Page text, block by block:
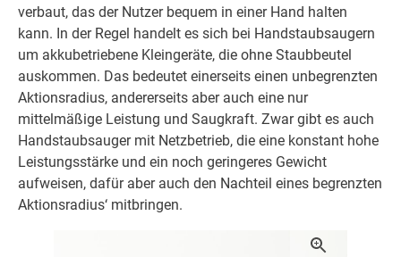
verbaut, das der Nutzer bequem in einer Hand halten
kann. In der Regel handelt es sich bei Handstaubsaugern
um akkubetriebene Kleingeräte, die ohne Staubbeutel
auskommen. Das bedeutet einerseits einen unbegrenzten
Aktionsradius, andererseits aber auch eine nur
mittelmäßige Leistung und Saugkraft. Zwar gibt es auch
Handstaubsauger mit Netzbetrieb, die eine konstant hohe
Leistungsstärke und ein noch geringeres Gewicht
aufweisen, dafür aber auch den Nachteil eines begrenzten
Aktionsradius‘ mitbringen.